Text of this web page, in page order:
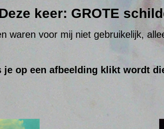
keer: GROTE
waren voor mij niet gebruikelijk,
je op een afbeelding klikt wordt